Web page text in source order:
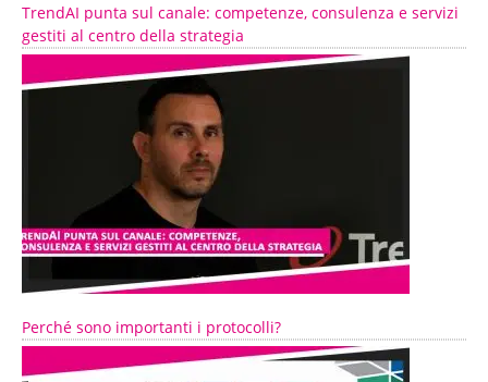
TrendAI punta sul canale: competenze, consulenza e servizi
gestiti al centro della strategia
Perché sono importanti i protocolli?